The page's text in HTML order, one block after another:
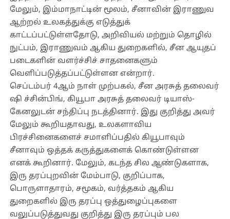
மேலும், இம்மாநாட்டின் மூலம், சீனாவின் இராணுவ
ஆற்றல் உலகத்துக்கு எடுத்துக்
காட்டப்பட்டுள்ளதோடு, அறிவியல் மற்றும் தொழில்
நுட்பம், இராணுவம் ஆகிய துறைகளில், சீன ஆயுதப்
படைகளின் வளர்ச்சிச் சாதனைகளும்
வெளிப்படுத்தப்பட்டுள்ளன என்றார்.
செப்டம்பர் 4ஆம் நாள் முற்பகல், சீன அரசுத் தலைவர்
ஷி ச்சின்பிங், கியூபா அரசுத் தலைவர் டியாஸ்-
கேனலுடன் சந்திப்பு நடத்தினார். இது குறித்து அவர்
மேலும் கூறியதாவது, உலகளாவிய
பிரச்சினைகளைச் சமாளிப்பதில் கியூபாவும்
சீனாவும் ஒத்தக் கருத்துகளைக் கொண்டுள்ளன
எனக் கூறினார். மேலும், கடந்த சில ஆண்டுகளாக,
இரு தரப்புறவின் மேம்பாடு, குறிப்பாக,
பொருளாதாரம், சமூகம், வர்த்தகம் ஆகிய
துறைகளில் இரு தரப்பு ஒத்துழைப்புகளை
வலுப்படுத்துவது குறித்து இரு தரப்பும் பல